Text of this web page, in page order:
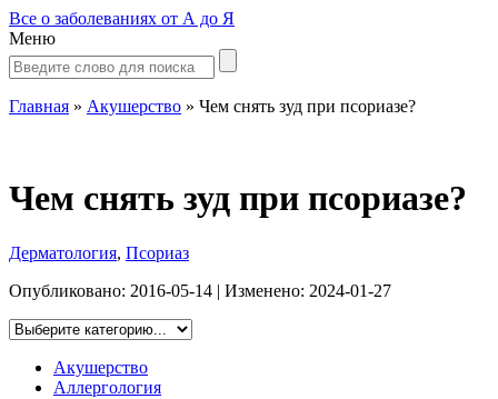
Все о заболеваниях от А до Я
Меню
Главная » Акушерство » Чем снять зуд при псориазе?
Чем снять зуд при псориазе?
Дерматология, Псориаз
Опубликовано: 2016-05-14 | Изменено: 2024-01-27
Акушерство
Аллергология